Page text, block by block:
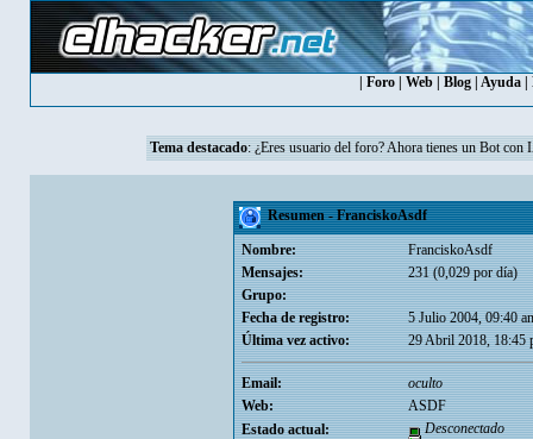
Foro| Web| Blog| Ayuda|
Tema destacado: ¿Eres usuario del foro? Ahora tienes un Bot con
Resumen - FranciskoAsdf
Nombre:
FranciskoAsdf
Mensajes:
231 (0,029 por día)
Grupo:
Fecha de registro:
5 Julio 2004, 09:40
Última vez activo:
29 Abril 2018, 18:45
Email:
oculto
Web:
ASDF
Estado actual:
Desconectado